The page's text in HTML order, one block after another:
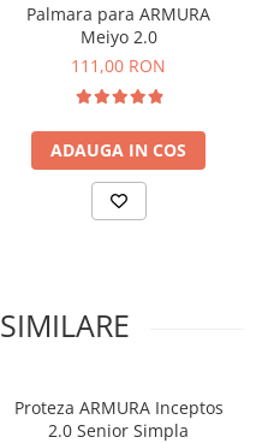
Palmara para ARMURA
Meiyo 2.0
111,00 RON
ADAUGA IN COS
Proteza ARMURA Inceptos
2.0 Senior Simpla